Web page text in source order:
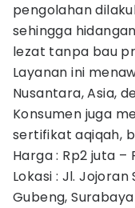
pengolahan
sehingga
lezat tanpa bau
Layanan ini
Nusantara, Asia,
Konsumen juga
sertifikat aqiqah,
Harga : Rp2 juta –
Lokasi : Jl. Jojoran
Gubeng, Surabaya